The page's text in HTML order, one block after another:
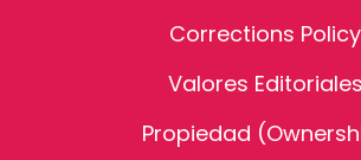
Corrections Policy
Valores Editoriales
Propiedad